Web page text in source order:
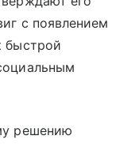
с появлением
быстрой
решению